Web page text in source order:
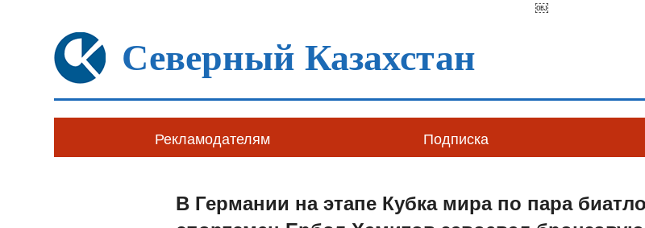
￼
Северный Казахстан
Рекламодателям Подписка
В Германии на этапе Кубка мира по пара